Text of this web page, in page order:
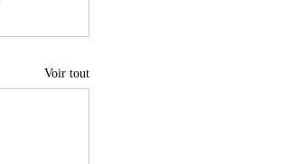
Voir tout